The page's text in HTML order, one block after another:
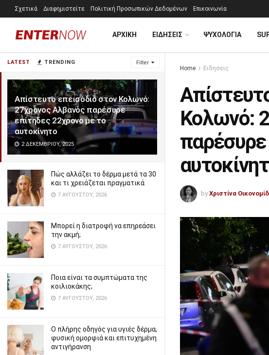
LATEST TRENDING Filter
Απίστευτο επεισόδιο στον Κολωνό:
27χρονος Αλβανός παρέσυρε
επίτηδες 22χρονο με το
αυτοκίνητο
2 ΔΕΚΕΜΒΡΊΟΥ, 2025
Πώς αλλάζει το δέρμα μετά τα 30
και τι χρειάζεται πραγματικά
7 ΑΥΓΟΎΣΤΟΥ, 2026
Μπορεί η διατροφή να επηρεάσει
την ακμή;
7 ΑΥΓΟΎΣΤΟΥ, 2026
Ποια είναι τα συμπτώματα της
κοιλιοκάκης;
7 ΑΥΓΟΎΣΤΟΥ, 2026
Ο πλήρης οδηγός για υγιές δέρμα,
φυσική ομορφιά και επιτυχημένη
αντιγήρανση
Σχετικά Διαφημιστείτε Πολιτική Προσωπικών Δεδομένων Επικοινωνία
ΑΡΧΙΚΗ ΕΙΔΗΣΕΙΣ ΨΥΧΟΛΟΓΊΑ
Home Ειδησεις
Κολωνό:
παρέσυρε
by Χριστίνα